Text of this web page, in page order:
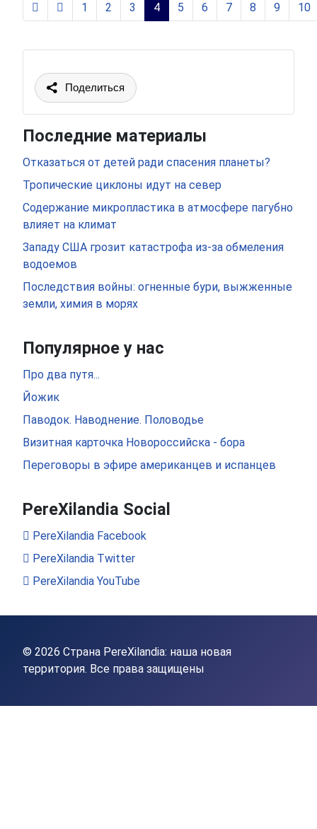
1 2 3 4 5 6 7 8 9 10
Поделиться
Последние материалы
Отказаться от детей ради спасения планеты?
Тропические циклоны идут на север
Содержание микропластика в атмосфере пагубно
влияет на климат
Западу США грозит катастрофа из-за обмеления
водоемов
Последствия войны: огненные бури, выжженные
земли, химия в морях
Популярное у нас
Про два путя...
Йожик
Паводок. Наводнение. Половодье
Визитная карточка Новороссийска - бора
Переговоры в эфире американцев и испанцев
PereXilandia Social
PereXilandia Facebook
PereXilandia Twitter
PereXilandia YouTube
© 2026 Страна PereXilandia: наша новая
территория. Все права защищены